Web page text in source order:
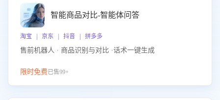
智能商品对比-智能体问答
淘宝 | 京东 | 抖音 | 拼多多
售前机器人 · 商品识别与对比 ·话术一键生成
限时免费已售99+